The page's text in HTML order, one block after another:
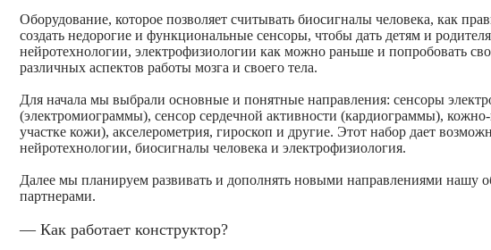
Оборудование, которое позволяет считывать биосигналы человека, как
создать недорогие и функциональные сенсоры, чтобы дать детям и
нейротехнологии, электрофизиологии как можно раньше и попробовать
различных аспектов работы мозга и своего тела.
Для начала мы выбрали основные и понятные направления: сенсоры
(электромиограммы), сенсор сердечной активности (кардиограммы),
участке кожи), акселерометрия, гироскоп и другие. Этот набор дает
нейротехнологии, биосигналы человека и электрофизиология.
Далее мы планируем развивать и дополнять новыми направлениями нашу
партнерами.
— Как работает конструктор?